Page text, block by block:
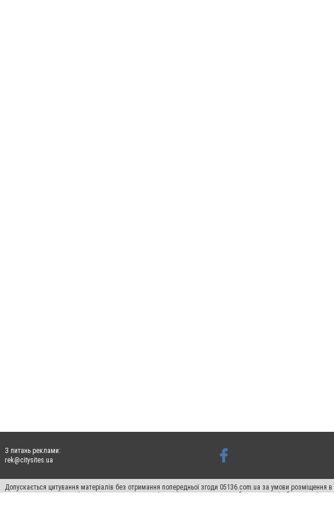
З питань реклами:
rek@citysites.ua
Допускається цитування матеріалів без отримання попередньої згоди 05136.com.ua за умови
для пошукових систем гіперпосилання на цитовані статті не нижче другого абзацу в тексті або в якості